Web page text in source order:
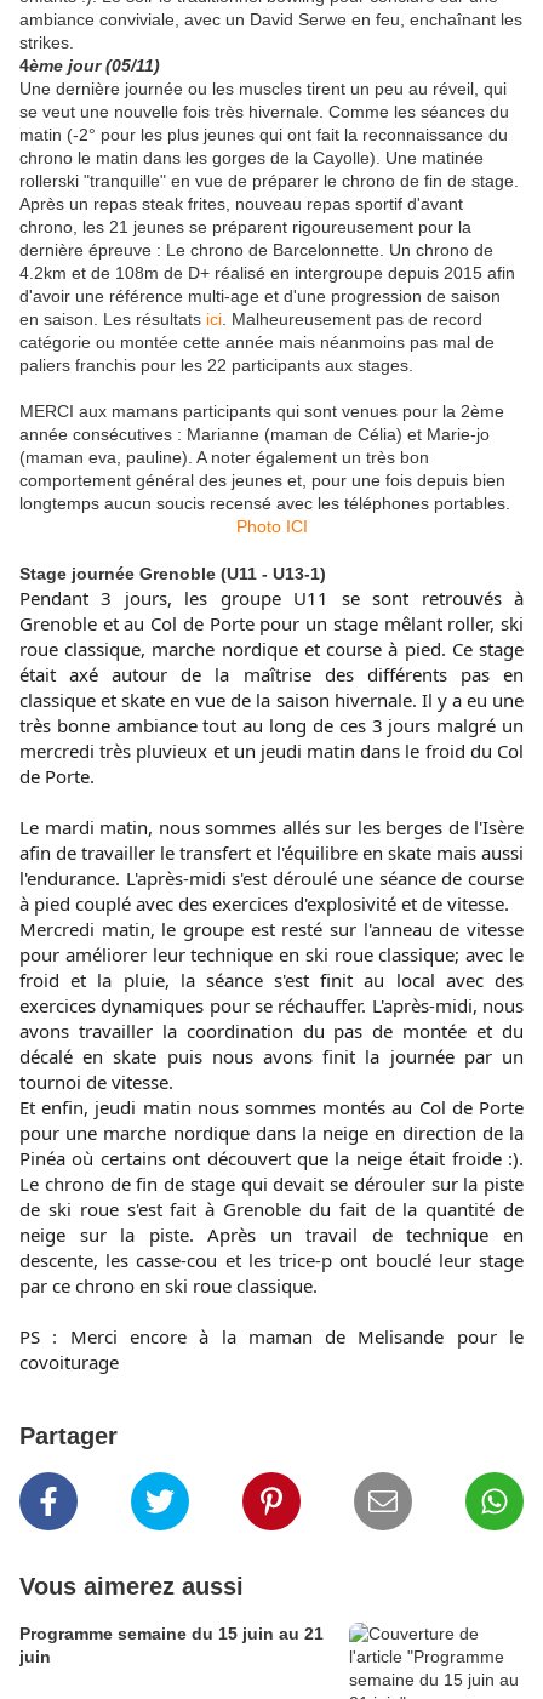
ambiance conviviale, avec un David Serwe en feu, enchaînant les
strikes.
4ème jour (05/11)
Une dernière journée ou les muscles tirent un peu au réveil, qui
se veut une nouvelle fois très hivernale. Comme les séances du
matin (-2° pour les plus jeunes qui ont fait la reconnaissance du
chrono le matin dans les gorges de la Cayolle). Une matinée
rollerski "tranquille" en vue de préparer le chrono de fin de stage.
Après un repas steak frites, nouveau repas sportif d'avant
chrono, les 21 jeunes se préparent rigoureusement pour la
dernière épreuve : Le chrono de Barcelonnette. Un chrono de
4.2km et de 108m de D+ réalisé en intergroupe depuis 2015 afin
d'avoir une référence multi-age et d'une progression de saison
en saison. Les résultats ici . Malheureusement pas de record
catégorie ou montée cette année mais néanmoins pas mal de
paliers franchis pour les 22 participants aux stages.
MERCI aux mamans participants qui sont venues pour la 2ème
année consécutives : Marianne (maman de Célia) et Marie-jo
(maman eva, pauline). A noter également un très bon
comportement général des jeunes et, pour une fois depuis bien
longtemps aucun soucis recensé avec les téléphones portables.
Photo ICI
Stage journée Grenoble (U11 - U13-1)
Pendant 3 jours, les groupe U11 se sont retrouvés à
Grenoble et au Col de Porte pour un stage mêlant roller, ski
roue classique, marche nordique et course à pied. Ce stage
était axé autour de la maîtrise des différents pas en
classique et skate en vue de la saison hivernale. Il y a eu une
très bonne ambiance tout au long de ces 3 jours malgré un
mercredi très pluvieux et un jeudi matin dans le froid du Col
de Porte.
Le mardi matin, nous sommes allés sur les berges de l'Isère
afin de travailler le transfert et l'équilibre en skate mais aussi
l'endurance. L'après-midi s'est déroulé une séance de course
à pied couplé avec des exercices d'explosivité et de vitesse.
Mercredi matin, le groupe est resté sur l'anneau de vitesse
pour améliorer leur technique en ski roue classique; avec le
froid et la pluie, la séance s'est finit au local avec des
exercices dynamiques pour se réchauffer. L'après-midi, nous
avons travailler la coordination du pas de montée et du
décalé en skate puis nous avons finit la journée par un
tournoi de vitesse.
Et enfin, jeudi matin nous sommes montés au Col de Porte
pour une marche nordique dans la neige en direction de la
Pinéa où certains ont découvert que la neige était froide :).
Le chrono de fin de stage qui devait se dérouler sur la piste
de ski roue s'est fait à Grenoble du fait de la quantité de
neige sur la piste. Après un travail de technique en
descente, les casse-cou et les trice-p ont bouclé leur stage
par ce chrono en ski roue classique.
PS : Merci encore à la maman de Melisande pour le
covoiturage
Partager
Vous aimerez aussi
Programme semaine du 15 juin au 21
juin